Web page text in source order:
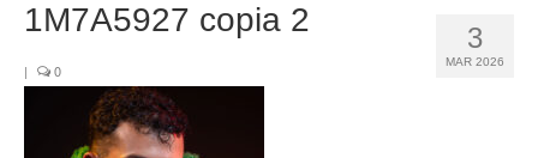
COMUNIONES
CORPORATIVAS
3
MAR 2026
1M7A5927 copia 2
| 0